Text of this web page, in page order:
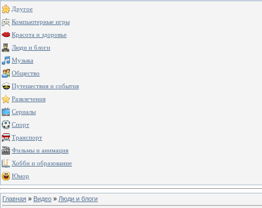
Другое
Компьютерные игры
Красота и здоровье
Люди и блоги
Музыка
Общество
Путешествия и события
Развлечения
Сериалы
Спорт
Транспорт
Фильмы и анимация
Хобби и образование
Юмор
Главная » Видео » Люди и блоги